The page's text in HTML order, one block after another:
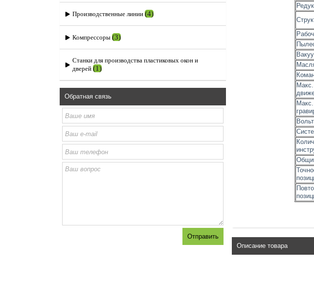
Производственные линии (4)
Компрессоры (3)
Станки для производства пластиковых окон и
дверей (1)
Обратная связь
Описание товара